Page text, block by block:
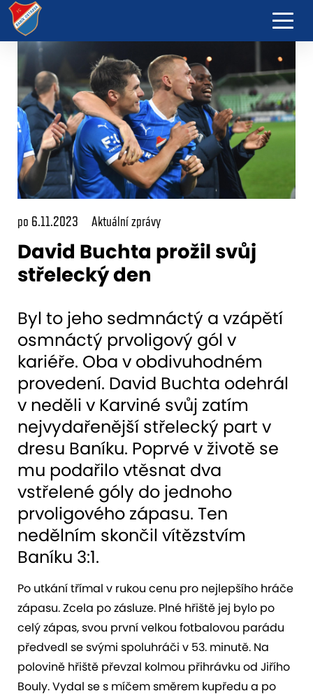
po 6.11.2023 Aktuální zprávy
David Buchta prožil svůj
střelecký den
Byl to jeho sedmnáctý a vzápětí
osmnáctý prvoligový gól v
kariéře. Oba v obdivuhodném
provedení. David Buchta odehrál
v neděli v Karviné svůj zatím
nejvydařenější střelecký part v
dresu Baníku. Poprvé v životě se
mu podařilo vtěsnat dva
vstřelené góly do jednoho
prvoligového zápasu. Ten
nedělním skončil vítězstvím
Baníku 3:1.
Po utkání třímal v rukou cenu pro nejlepšího hráče
zápasu. Zcela po zásluze. Plné hřiště jej bylo po
celý zápas, svou první velkou fotbalovou parádu
předvedl se svými spoluhráči v 53. minutě. Na
polovině hřiště převzal kolmou přihrávku od Jiřího
Bouly. Vydal se s míčem směrem kupředu a po